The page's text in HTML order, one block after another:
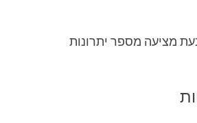
מציעה מספר יתרונות